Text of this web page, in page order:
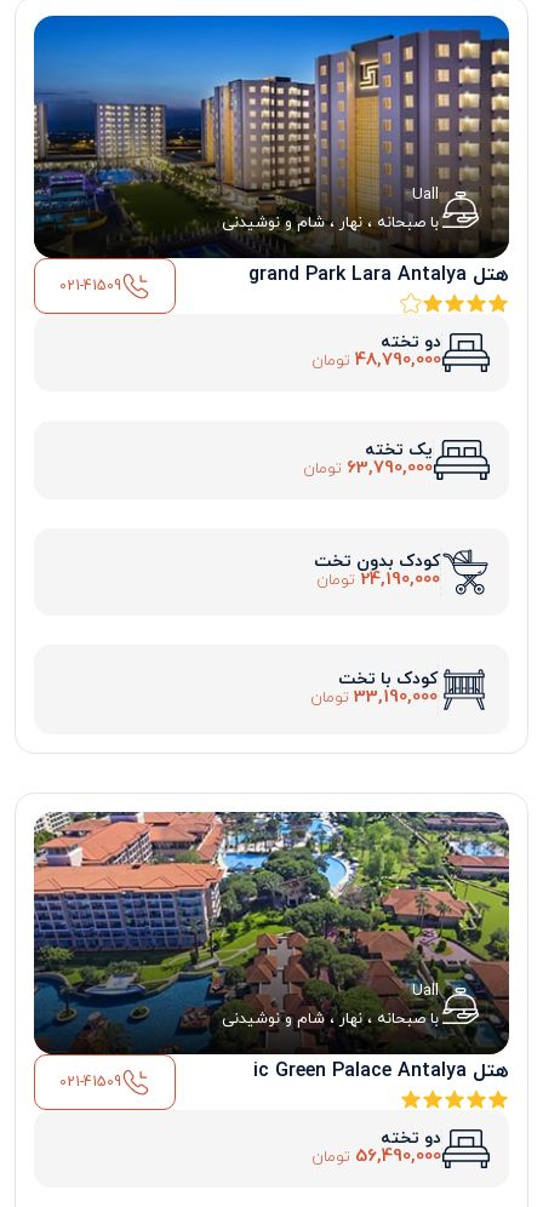
Uall
با صبحانه ، نهار ، شام و نوشیدنی
هتل grand Park Lara Antalya 021-41509
دو تخته
48,790,000 تومان
یک تخته
63,790,000 تومان
کودک بدون تخت
24,190,000 تومان
کودک با تخت
33,190,000 تومان
Uall
با صبحانه ، نهار ، شام و نوشیدنی
هتل ic Green Palace Antalya 021-41509
دو تخته
56,490,000 تومان